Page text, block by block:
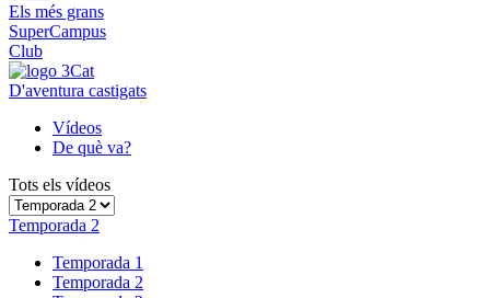
Els més grans
SuperCampus
Club
D'aventura castigats
Vídeos
De què va?
Tots els vídeos
Temporada 2
Temporada 1
Temporada 2